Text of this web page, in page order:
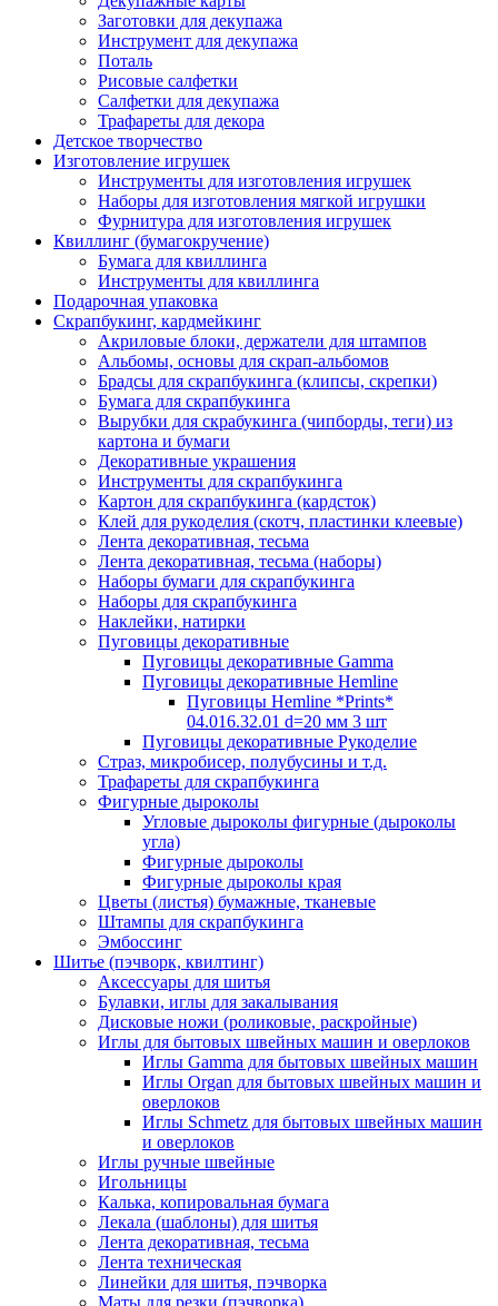
Заготовки для декупажа
Инструмент для декупажа
Поталь
Рисовые салфетки
Салфетки для декупажа
Трафареты для декора
Детское творчество
Изготовление игрушек
Инструменты для изготовления игрушек
Наборы для изготовления мягкой игрушки
Фурнитура для изготовления игрушек
Квиллинг (бумагокручение)
Бумага для квиллинга
Инструменты для квиллинга
Подарочная упаковка
Скрапбукинг, кардмейкинг
Акриловые блоки, держатели для штампов
Альбомы, основы для скрап-альбомов
Брадсы для скрапбукинга (клипсы, скрепки)
Бумага для скрапбукинга
Вырубки для скрабукинга (чипборды, теги) из
картона и бумаги
Декоративные украшения
Инструменты для скрапбукинга
Картон для скрапбукинга (кардсток)
Клей для рукоделия (скотч, пластинки клеевые)
Лента декоративная, тесьма
Лента декоративная, тесьма (наборы)
Наборы бумаги для скрапбукинга
Наборы для скрапбукинга
Наклейки, натирки
Пуговицы декоративные
Пуговицы декоративные Gamma
Пуговицы декоративные Hemline
Пуговицы Hemline *Prints*
04.016.32.01 d=20 мм 3 шт
Пуговицы декоративные Рукоделие
Страз, микробисер, полубусины и т.д.
Трафареты для скрапбукинга
Фигурные дыроколы
Угловые дыроколы фигурные (дыроколы
угла)
Фигурные дыроколы
Фигурные дыроколы края
Цветы (листья) бумажные, тканевые
Штампы для скрапбукинга
Эмбоссинг
Шитье (пэчворк, квилтинг)
Аксессуары для шитья
Булавки, иглы для закалывания
Дисковые ножи (роликовые, раскройные)
Иглы для бытовых швейных машин и оверлоков
Иглы Gamma для бытовых швейных машин
Иглы Organ для бытовых швейных машин и
оверлоков
Иглы Schmetz для бытовых швейных машин
и оверлоков
Иглы ручные швейные
Игольницы
Калька, копировальная бумага
Лекала (шаблоны) для шитья
Лента декоративная, тесьма
Лента техническая
Линейки для шитья, пэчворка
Маты для резки (пэчворка)